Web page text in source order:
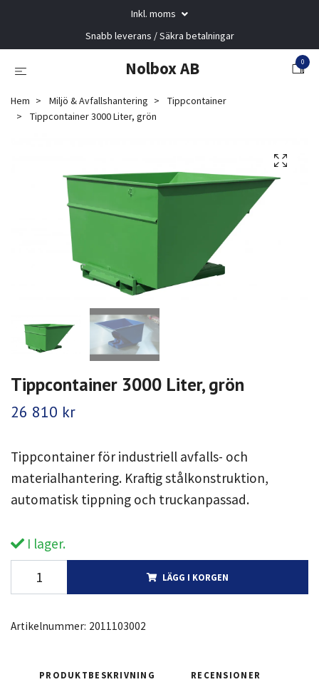
Inkl. moms
Snabb leverans / Säkra betalningar
Nolbox AB 0
Hem Miljö & Avfallshantering
Tippcontainer
Tippcontainer 3000 Liter, grön
Tippcontainer 3000 Liter, grön
26 810 kr
Tippcontainer för industriell avfalls- och
materialhantering. Kraftig stålkonstruktion,
automatisk tippning och truckanpassad.
I lager.
LÄGG I KORGEN
Artikelnummer: 2011103002
PRODUKTBESKRIVNING RECENSIONER